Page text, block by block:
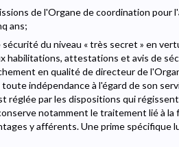
de l'Organe de coordination pour
ans;
du niveau « très secret » en
habilitations, attestations et avis de
en qualité de directeur de
indépendance à l'égard de son
réglée par les dispositions qui
notamment le traitement lié à la
y afférents. Une prime spécifique